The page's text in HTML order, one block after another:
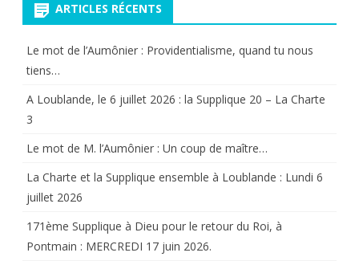
a
célébrée
l’Abbé
ARTICLES RÉCENTS
Le mot de l’Aumônier : Providentialisme, quand tu nous
tiens…
A Loublande, le 6 juillet 2026 : la Supplique 20 – La Charte
3
Le mot de M. l’Aumônier : Un coup de maître…
La Charte et la Supplique ensemble à Loublande : Lundi 6
juillet 2026
171ème Supplique à Dieu pour le retour du Roi, à
Pontmain : MERCREDI 17 juin 2026.